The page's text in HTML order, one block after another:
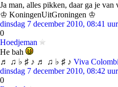
Ja man, alles pikken, daar ga je van
♔ KoningenUitGroningen ♔
dinsdag 7 december 2010, 08:41 uur
0
Hoedjeman
He bah
♬ ♫ ♭ ♯ ♪ ♬ ♫ ♭ ♯ ♪ Viva
dinsdag 7 december 2010, 08:42 uur
0